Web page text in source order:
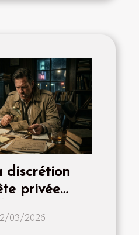
discrétion
privée
03/2026